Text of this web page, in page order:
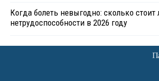
Когда болеть невыгодно: сколько стоит
нетрудоспособности в 2026 году